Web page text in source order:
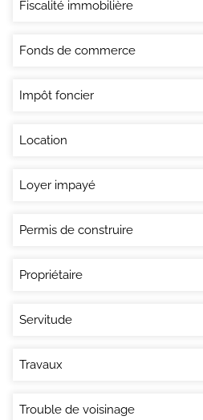
Fiscalité immobilière
Fonds de commerce
Impôt foncier
Location
Loyer impayé
Permis de construire
Propriétaire
Servitude
Travaux
Trouble de voisinage